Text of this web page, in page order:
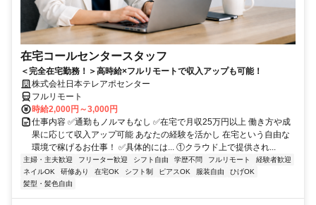
在宅コールセンタースタッフ
＜完全在宅勤務！＞高時給×フルリモートで収入アップも可能！
株式会社日本テレアポセンター
フルリモート
時給2,000円～3,000円
仕事内容 ✅通勤もノルマもなし ✅在宅で月収25万円以上 働き方や成
果に応じて収入アップ可能 あなたの経験を活かし 在宅という自由な
環境で稼げるお仕事！ ✅具体的には... ①クラウド上で提供され...
主婦・主夫歓迎 フリーター歓迎 シフト自由 学歴不問 フルリモート
経験者歓迎
ネイルOK
研修あり 在宅OK シフト制 ピアスOK 服装自由
ひげOK
髪型・髪色自由